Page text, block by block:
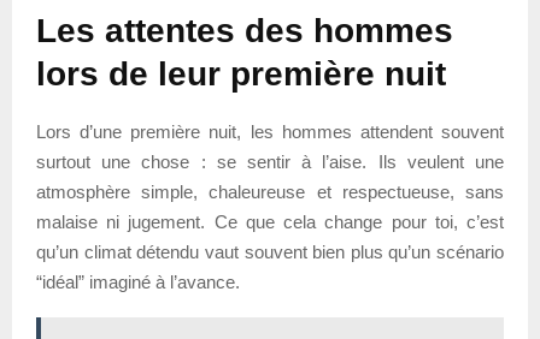
Les attentes des hommes
lors de leur première nuit
Lors d’une première nuit, les hommes attendent souvent
surtout une chose : se sentir à l’aise. Ils veulent une
atmosphère simple, chaleureuse et respectueuse, sans
malaise ni jugement. Ce que cela change pour toi, c’est
qu’un climat détendu vaut souvent bien plus qu’un scénario
“idéal” imaginé à l’avance.